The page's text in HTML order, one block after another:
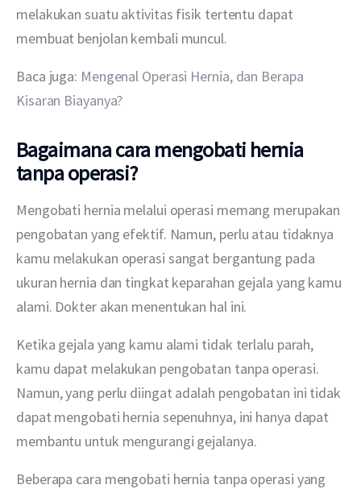
melakukan suatu aktivitas fisik tertentu dapat
membuat benjolan kembali muncul.
Baca juga: Mengenal Operasi Hernia, dan Berapa
Kisaran Biayanya?
Bagaimana cara mengobati hernia
tanpa operasi?
Mengobati hernia melalui operasi memang merupakan
pengobatan yang efektif. Namun, perlu atau tidaknya
kamu melakukan operasi sangat bergantung pada
ukuran hernia dan tingkat keparahan gejala yang kamu
alami. Dokter akan menentukan hal ini.
Ketika gejala yang kamu alami tidak terlalu parah,
kamu dapat melakukan pengobatan tanpa operasi.
Namun, yang perlu diingat adalah pengobatan ini tidak
dapat mengobati hernia sepenuhnya, ini hanya dapat
membantu untuk mengurangi gejalanya.
Beberapa cara mengobati hernia tanpa operasi yang